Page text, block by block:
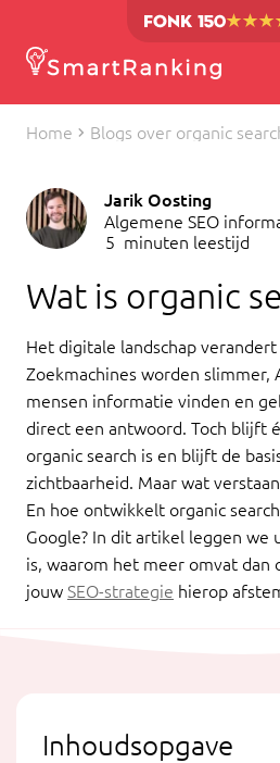
Home Blogs over organic
Jarik Oosting
Algemene SEO
5 minuten leestijd
Wat is organic
Het digitale landschap verandert
Zoekmachines worden slimmer,
mensen informatie vinden en
direct een antwoord. Toch blijft
organic search is en blijft de
zichtbaarheid. Maar wat
En hoe ontwikkelt organic
Google? In dit artikel leggen we
is, waarom het meer omvat dan
jouw SEO-strategie hierop
Inhoudsopgave